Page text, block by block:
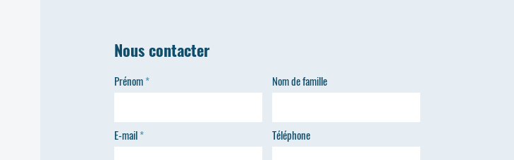
Nous contacter
Prénom
E-mail
Nom de famille
Téléphone